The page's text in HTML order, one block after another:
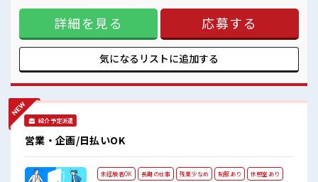
職場にはロッカー完備！
私物の置きすぎには注意が必要ですね★
程よく残業あり！
で、 毎日の服装の悩み解消♪ ≪未経験OKの仕事≫ 新しいこ
とにチャレンジするのは不安だけど、 しっかり働く環境が整
っています！ イチからスキルUP・ステップUP目指していき
ましょう！ ≪自分に向いている仕事が探せる≫ 困った事など
があれば、 担当がしっかりサポートします！ ■職場の雰囲気
『少人数』だからコミュニケーションも取りやすい？ 仕事の
きすぎには注意が必要ですね★ 程よく残業あり！
詳細を見る 応募する
気になるリストに追加する
紹介予定派遣
営業・企画/日払いOK
未経験者OK 長期の仕事 残業少なめ 制服あり 休憩室あり